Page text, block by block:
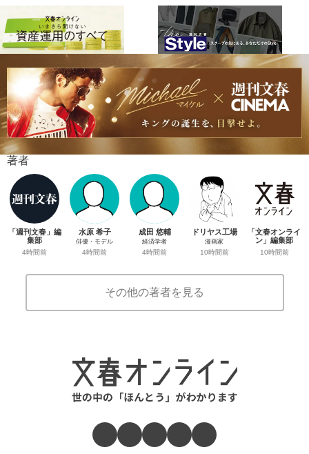
著者
「週刊文春」編
集部
4時間前
水原 希子
俳優・モデル
4時間前
成田 悠輔
経済学者
4時間前
ドリヤス工場
漫画家
10時間前
「文春オンライ
ン」編集部
10時間前
その他の著者を見る